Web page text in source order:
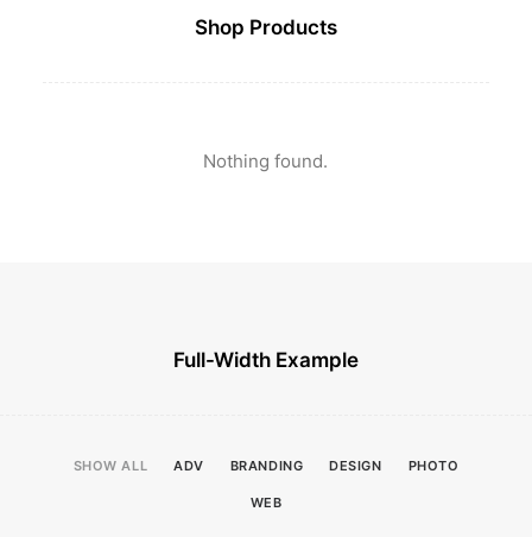
Shop Products
Nothing found.
Full-Width Example
SHOW ALL ADV BRANDING DESIGN PHOTO
WEB